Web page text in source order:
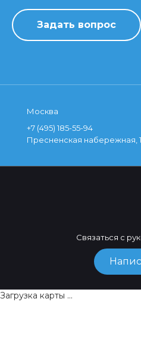
Москва
+7 (495) 185-55-94
Пресненская набережная,
Связаться с
Загрузка карты ...